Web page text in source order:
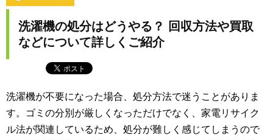
洗濯機の処分はどうやる？ 回収方法や買取
などについて詳しくご紹介
洗濯機が不要になった場合、処分方法で迷うことがありま
す。ゴミの分別が厳しくなっただけでなく、家電リサイク
ル法が関連しているため、処分が難しく感じてしまうので